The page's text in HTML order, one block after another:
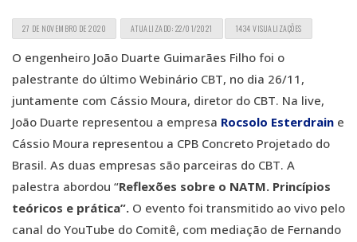
27 DE NOVEMBRO DE 2020 ATUALIZADO: 22/01/2021 1434 VISUALIZAÇÕES
O engenheiro João Duarte Guimarães Filho foi o
palestrante do último Webinário CBT, no dia 26/11,
juntamente com Cássio Moura, diretor do CBT. Na live,
João Duarte representou a empresa Rocsolo Esterdrain e
Cássio Moura representou a CPB Concreto Projetado do
Brasil. As duas empresas são parceiras do CBT. A
palestra abordou “Reflexões sobre o NATM. Princípios
teóricos e prática”. O evento foi transmitido ao vivo pelo
canal do YouTube do Comitê, com mediação de Fernando